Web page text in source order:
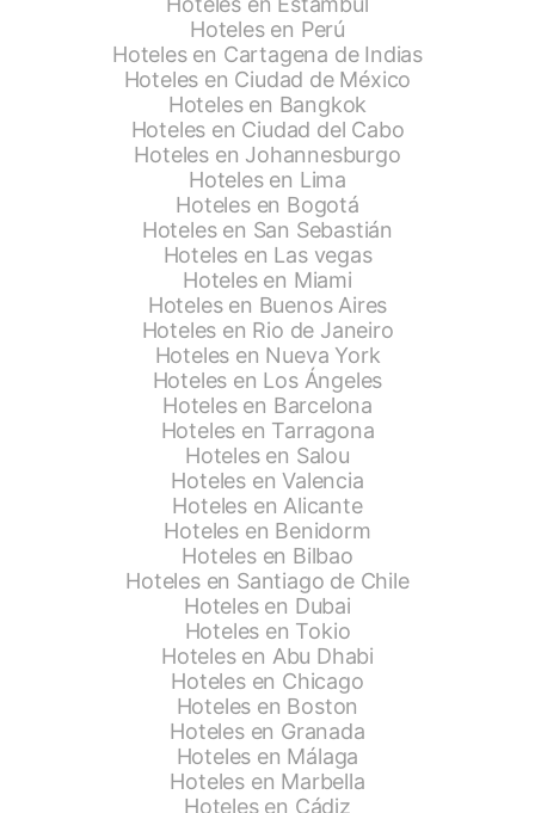
Hoteles en Perú
Hoteles en Cartagena de Indias
Hoteles en Ciudad de México
Hoteles en Bangkok
Hoteles en Ciudad del Cabo
Hoteles en Johannesburgo
Hoteles en Lima
Hoteles en Bogotá
Hoteles en San Sebastián
Hoteles en Las vegas
Hoteles en Miami
Hoteles en Buenos Aires
Hoteles en Rio de Janeiro
Hoteles en Nueva York
Hoteles en Los Ángeles
Hoteles en Barcelona
Hoteles en Tarragona
Hoteles en Salou
Hoteles en Valencia
Hoteles en Alicante
Hoteles en Benidorm
Hoteles en Bilbao
Hoteles en Santiago de Chile
Hoteles en Dubai
Hoteles en Tokio
Hoteles en Abu Dhabi
Hoteles en Chicago
Hoteles en Boston
Hoteles en Granada
Hoteles en Málaga
Hoteles en Marbella
Hoteles en Cádiz